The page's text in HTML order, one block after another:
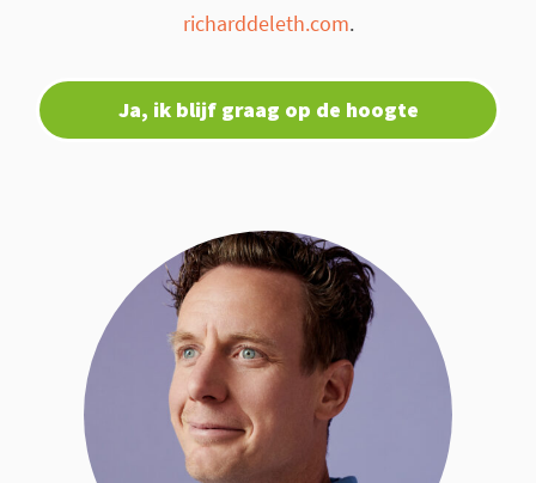
richarddeleth.com.
Ja, ik blijf graag op de hoogte